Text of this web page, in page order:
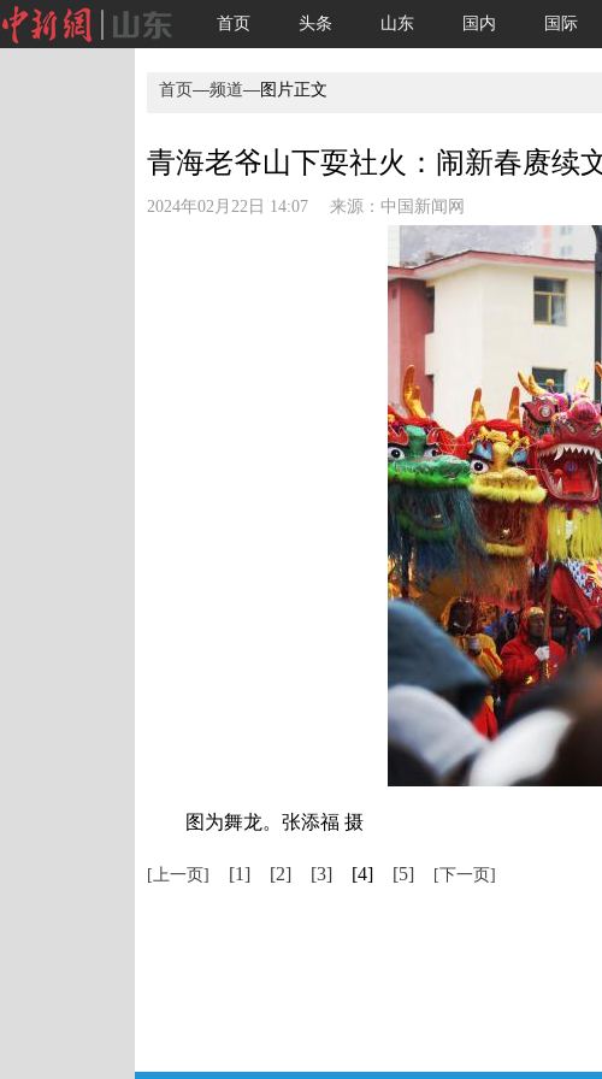
首页 头条 山东 国内 国际
首页—频道—图片正文
青海老爷山下耍社火：闹新春赓续
2024年02月22日 14:07 来源： 中国新闻网
图为舞龙。张添福 摄
[上一页] [1] [2] [3] [4] [5] [下一页]